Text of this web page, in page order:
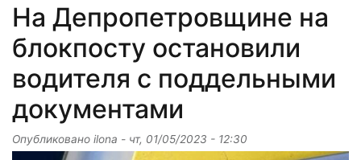
На Депропетровщине на
блокпосту остановили
водителя с поддельными
документами
Опубликовано ilona - чт, 01/05/2023 - 12:30